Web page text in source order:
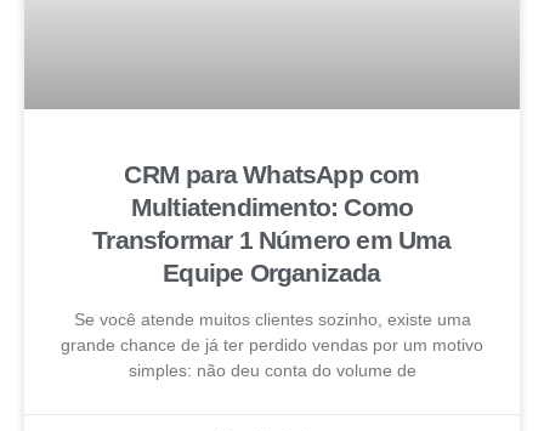
CRM para WhatsApp com
Multiatendimento: Como
Transformar 1 Número em Uma
Equipe Organizada
Se você atende muitos clientes sozinho, existe uma
grande chance de já ter perdido vendas por um motivo
simples: não deu conta do volume de